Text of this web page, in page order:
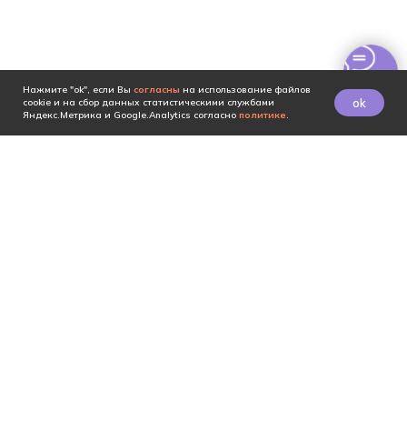
Нажмите "ok", если Вы согласны на использование файлов
cookie и на сбор данных статистическими службами
Яндекс.Метрика и Google.Analytics согласно политике.
ok